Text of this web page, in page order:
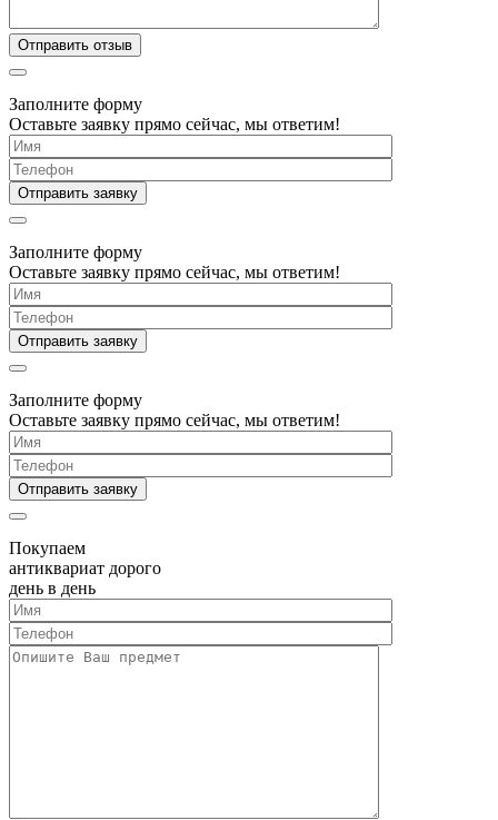
Заполните форму
Оставьте заявку прямо сейчас, мы ответим!
Заполните форму
Оставьте заявку прямо сейчас, мы ответим!
Заполните форму
Оставьте заявку прямо сейчас, мы ответим!
Покупаем
антиквариат дорого
день в день